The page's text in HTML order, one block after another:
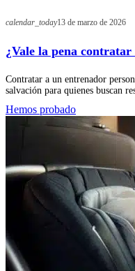
calendar_today13 de marzo de 2026
¿Vale la pena
Contratar a un entrenador
salvación para quienes buscan
Hemos probado